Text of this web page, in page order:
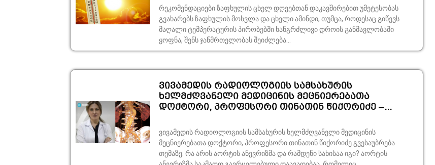
რეკომენდაციები ზაფხულის ცხელ დღეებთან დაკავშირებით უმეტესობას
გვახარებს ზაფხულის მოსვლა და ცხელი ამინდი, თუმცა, როდესაც გიწევს
მაღალი ტემპერატურის პირობებში ხანგრძლივი დროის განმავლობაში
ყოფნა, შენს ჯანმრთელობას შეიძლება...
ვივამედის რადიოლოგიის სამსახურის
ხელმძღვანელი მედიცინის მეცნიერებათა
დოქტორი, პროფესორი თინათინ წიქორიძე –...
ვივამედის რადიოლოგიის სამსახურის ხელმძღვანელი მედიცინის
მეცნიერებათა დოქტორი, პროფესორი თინათინ წიქორიძე გვესაუბრება
თემაზე: რა არის აორტის ანევრიზმა და რამდენი სახისაა იგი? აორტის